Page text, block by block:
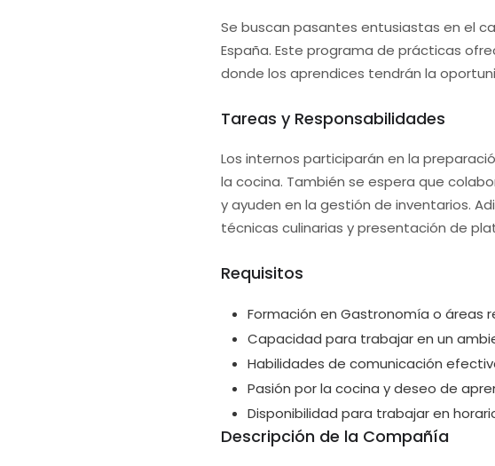
Se buscan pasantes entusiastas en el
España. Este programa de prácticas
donde los aprendices tendrán la
Tareas y Responsabilidades
Los internos participarán en la
la cocina. También se espera que
y ayuden en la gestión de inventarios.
técnicas culinarias y presentación de
Requisitos
Formación en Gastronomía o áreas
Capacidad para trabajar en un
Habilidades de comunicación
Pasión por la cocina y deseo de
Disponibilidad para trabajar en
Descripción de la Compañía